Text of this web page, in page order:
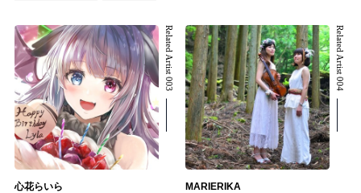
Related Artist 003
心花らいら
Related Artist 004
MARIERIKA